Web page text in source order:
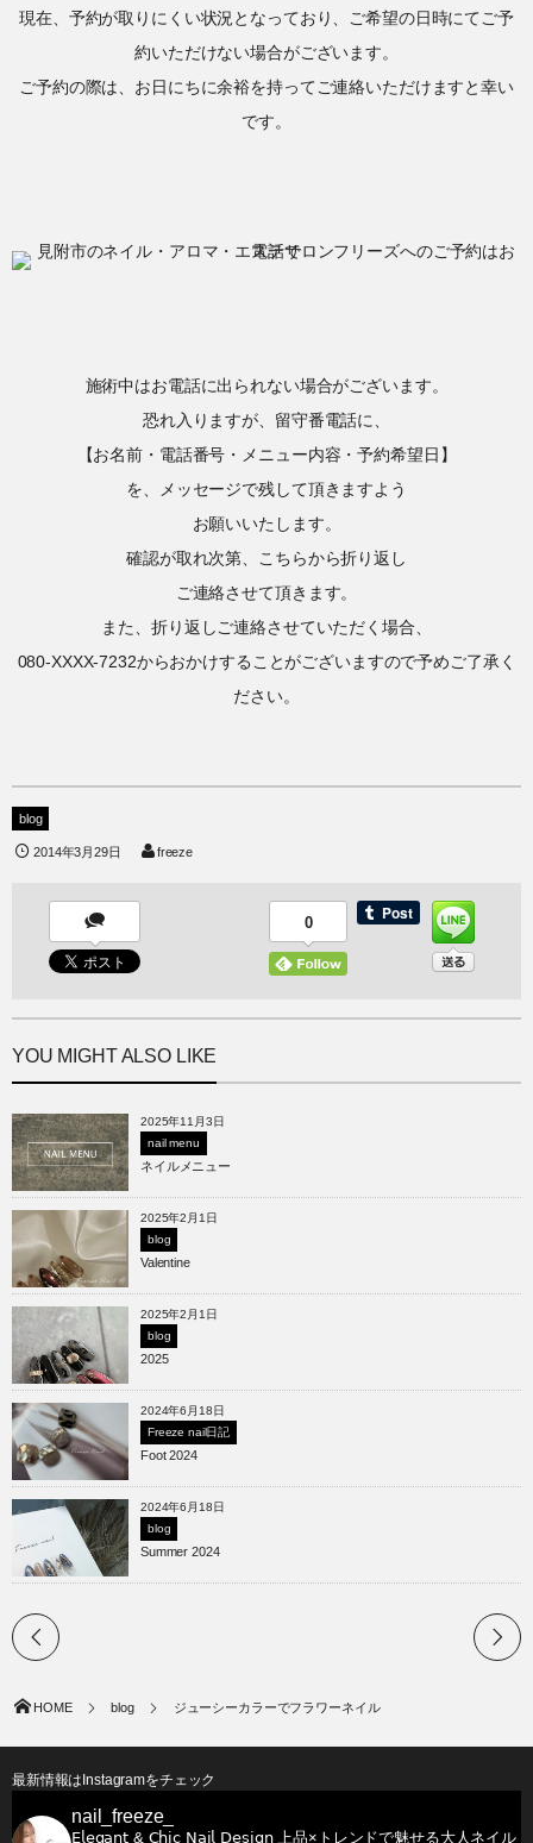
現在、予約が取りにくい状況となっており、ご希望の日時にてご予
約いただけない場合がございます。
ご予約の際は、お日にちに余裕を持ってご連絡いただけますと幸い
です。
施術中はお電話に出られない場合がございます。
恐れ入りますが、留守番電話に、
【お名前・電話番号・メニュー内容・予約希望日】
を、メッセージで残して頂きますよう
お願いいたします。
確認が取れ次第、こちらから折り返し
ご連絡させて頂きます。
また、折り返しご連絡させていただく場合、
080-XXXX-7232からおかけすることがございますので予めご了承く
ださい。
blog
2014年3月29日 freeze
0
YOU MIGHT ALSO LIKE
2025年11月3日
nail menu
ネイルメニュー
2025年2月1日
blog
Valentine
2025年2月1日
blog
2025
2024年6月18日
Freeze nail日記
Foot 2024
2024年6月18日
blog
Summer 2024
HOME blog ジューシーカラーでフラワーネイル
最新情報はInstagramをチェック
nail_freeze_
𝖤𝗅𝖾𝗀𝖺𝗇𝗍 & 𝖢𝗁𝗂𝖼 𝖭𝖺𝗂𝗅 𝖣𝖾𝗌𝗂𝗀𝗇上品×トレンドで魅せる大人ネイル